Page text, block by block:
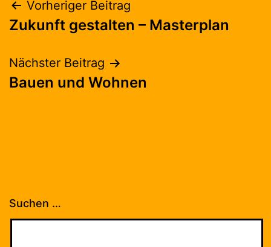
Beitragsnavigation
Vorheriger Beitrag
Zukunft gestalten – Masterplan
Nächster Beitrag
Bauen und Wohnen
Suchen …